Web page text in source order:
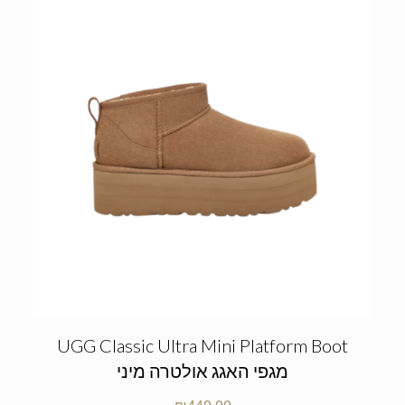
UGG Classic Ultra Mini Platform Boot
מגפי האגג אולטרה מיני